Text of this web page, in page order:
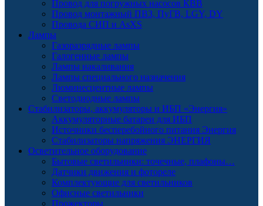
Провод для погружных насосов КВВ
Провод монтажный ПВЗ, ПуГВ, LGY, DY
Провода СИП и AsXS
Лампы
Газоразрядные лампы
Галогенные лампы
Лампы накаливания
Лампы специального назначения
Люминесцентные лампы
Светодиодные лампы
Стабилизаторы, аккумуляторы и ИБП «Энергия»
Аккумуляторные батареи для ИБП
Источники бесперебойного питания Энергия
Стабилизаторы напряжения ЭНЕРГИЯ
Осветительное оборудование
Бытовые светильники: точечные, плафоны…
Датчики движения и фотореле
Комплектующие для светильников
Офисные светильники
Прожекторы